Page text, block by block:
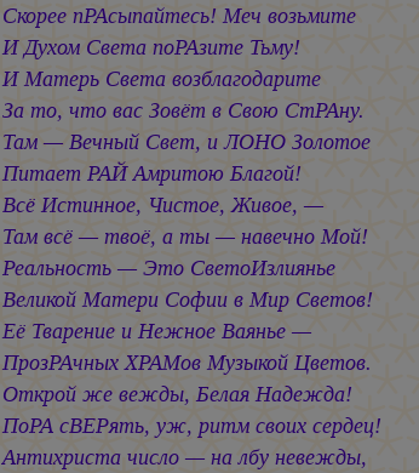
Скорее пРАсыпайтесь! Меч возьмите
И Духом Света поРАзите Тьму!
И Матерь Света возблагодарите
За то, что вас Зовёт в Свою СтРАну.
Там — Вечный Свет, и ЛОНО Золотое
Питает РАЙ Амритою Благой!
Всё Истинное, Чистое, Живое, —
Там всё — твоё, а ты — навечно Мой!
Реальность — Это СветоИзлиянье
Великой Матери Софии в Мир Светов!
Её Тварение и Нежное Ваянье —
ПрозРАчных ХРАМов Музыкой Цветов.
Открой же вежды, Белая Надежда!
ПоРА сВЕРять, уж, ритм своих сердец!
Антихриста число — на лбу невежды,